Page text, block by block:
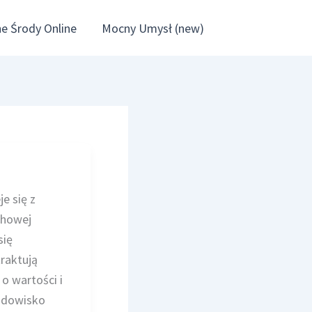
Środy Online Mocny Umysł (new)
się z
wartości i